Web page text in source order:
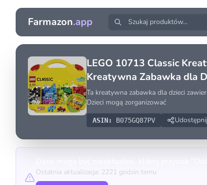
Farmazon.app
LEGO 10713 Classic
Kreatywna Zabawka dla
Ta kreatywna zabawka dla dzieci
Dzieci mogą zorganizować
ASIN: B075GQ87PV Udostępnij
Ostatnia aktualizacja: 2221 godzin temu